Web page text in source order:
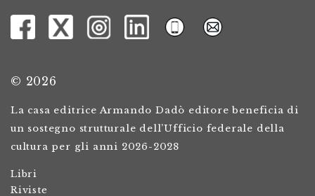
© 2026
La casa editrice Armando Dadò editore beneficia di
un sostegno strutturale dell’Ufficio federale della
cultura per gli anni 2026-2028
Libri
Riviste